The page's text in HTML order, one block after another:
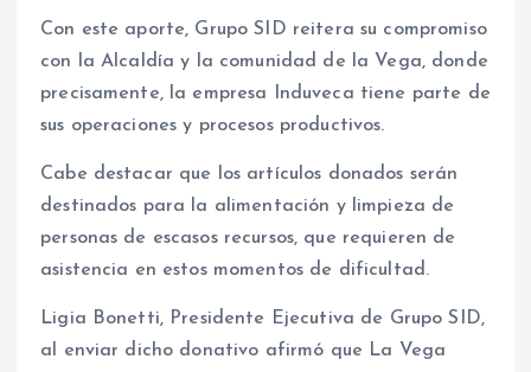
Con este aporte, Grupo SID reitera su compromiso
con la Alcaldía y la comunidad de la Vega, donde
precisamente, la empresa Induveca tiene parte de
sus operaciones y procesos productivos.
Cabe destacar que los artículos donados serán
destinados para la alimentación y limpieza de
personas de escasos recursos, que requieren de
asistencia en estos momentos de dificultad.
Ligia Bonetti, Presidente Ejecutiva de Grupo SID,
al enviar dicho donativo afirmó que La Vega